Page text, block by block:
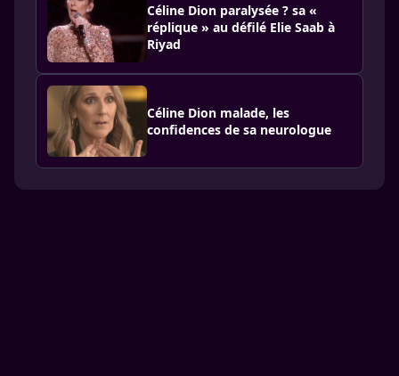
Céline Dion paralysée ? sa «
réplique » au défilé Elie Saab à
Riyad
Céline Dion malade, les
confidences de sa neurologue